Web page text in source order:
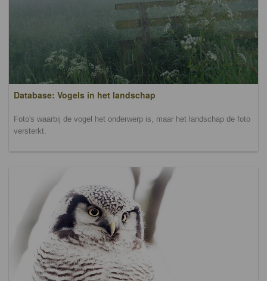
Database: Vogels in het landschap
Foto's waarbij de vogel het onderwerp is, maar het landschap de foto
versterkt.